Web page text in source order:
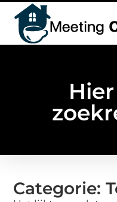
Categorie: